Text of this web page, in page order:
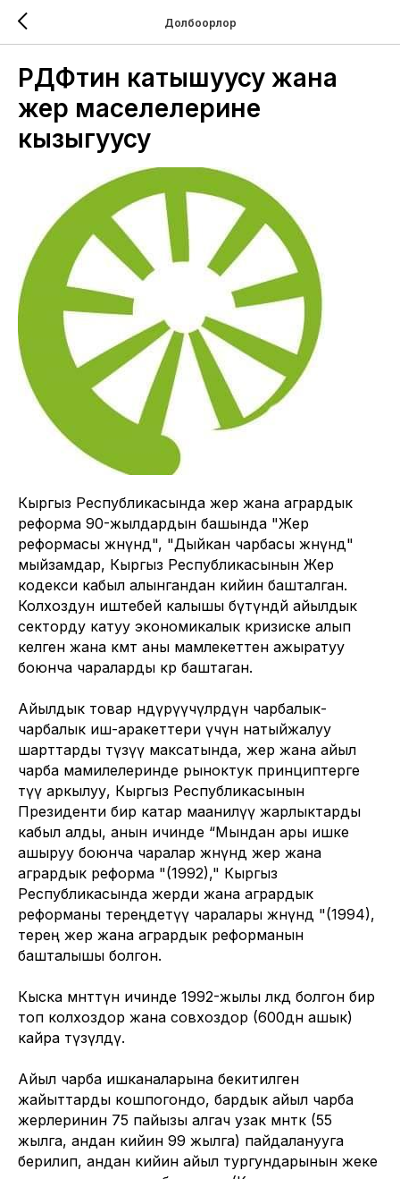
Долбоорлор
РДФтин катышуусу жана
жер маселелерине
кызыгуусу
Кыргыз Республикасында жер жана агрардык
реформа 90-жылдардын башында "Жер
реформасы жөнүндө", "Дыйкан чарбасы жөнүндө"
мыйзамдар, Кыргыз Республикасынын Жер
кодекси кабыл алынгандан кийин башталган.
Колхоздун иштебей калышы бүтүндөй айылдык
секторду катуу экономикалык кризиске алып
келген жана өкмөт аны мамлекеттен ажыратуу
боюнча чараларды көрө баштаган.
Айылдык товар өндүрүүчүлөрдүн чарбалык-
чарбалык иш-аракеттери үчүн натыйжалуу
шарттарды түзүү максатында, жер жана айыл
чарба мамилелеринде рыноктук принциптерге
өтүү аркылуу, Кыргыз Республикасынын
Президенти бир катар маанилүү жарлыктарды
кабыл алды, анын ичинде “Мындан ары ишке
ашыруу боюнча чаралар жөнүндө жер жана
агрардык реформа "(1992)," Кыргыз
Республикасында жерди жана агрардык
реформаны тереңдетүү чаралары жөнүндө "(1994),
терең жер жана агрардык реформанын
башталышы болгон.
Кыска мөөнөттүн ичинде 1992-жылы өлкөдө болгон бир
топ колхоздор жана совхоздор (600дөн ашык)
кайра түзүлдү.
Айыл чарба ишканаларына бекитилген
жайыттарды кошпогондо, бардык айыл чарба
жерлеринин 75 пайызы алгач узак мөөнөткө (55
жылга, андан кийин 99 жылга) пайдаланууга
берилип, андан кийин айыл тургундарынын жеке